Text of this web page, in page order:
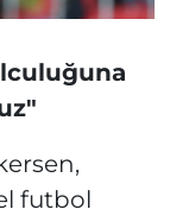
futbol